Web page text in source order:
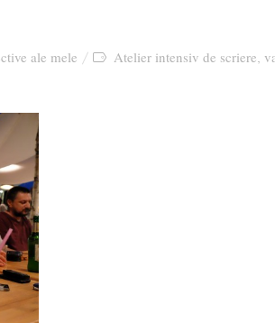
ale mele Atelier intensiv de scriere,